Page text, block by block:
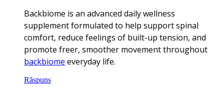
Backbiome is an advanced daily wellness
supplement formulated to help support spinal
comfort, reduce feelings of built-up tension, and
promote freer, smoother movement throughout
backbiome everyday life.
Răspuns